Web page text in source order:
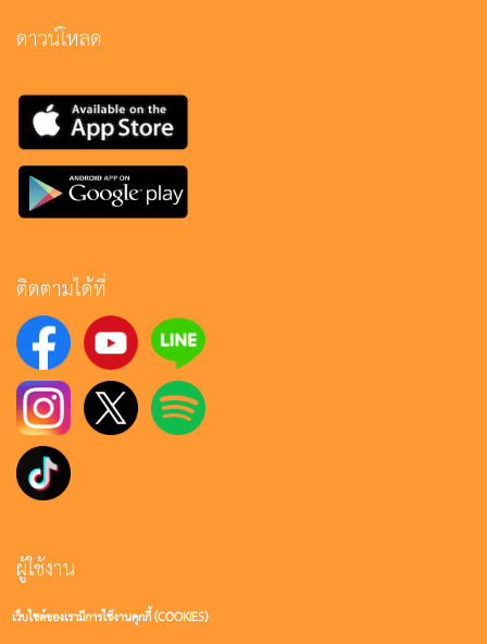
ดาวน์โหลด
ติดตามได้ที่
ผู้ใช้งาน
เข้าสู่ระบบ
เว็บไซต์ของเรามีการใช้งานคุกกี้ (COOKIES)